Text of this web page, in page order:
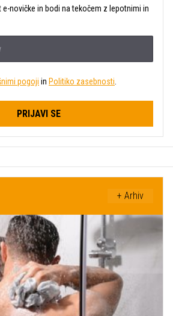
e-novičke in bodi na tekočem z lepotnimi in
pogoji in Politiko zasebnosti
PRIJAVI SE
+ Arhiv